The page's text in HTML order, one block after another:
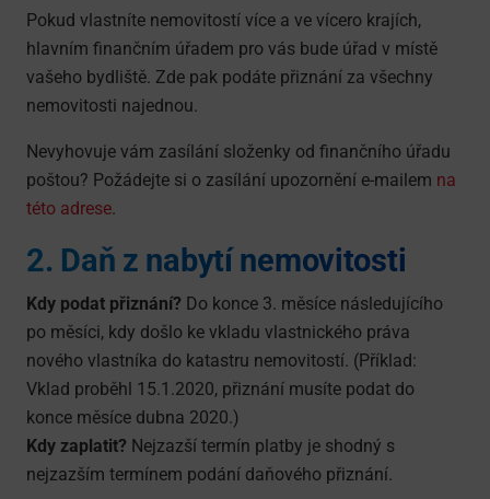
Pokud vlastníte nemovitostí více a ve vícero krajích,
hlavním finančním úřadem pro vás bude úřad v místě
vašeho bydliště. Zde pak podáte přiznání za všechny
nemovitosti najednou.
Nevyhovuje vám zasílání složenky od finančního úřadu
poštou? Požádejte si o zasílání upozornění e-mailem na
této adrese.
2. Daň z nabytí nemovitosti
Kdy podat přiznání? Do konce 3. měsíce následujícího
po měsíci, kdy došlo ke vkladu vlastnického práva
nového vlastníka do katastru nemovitostí. (Příklad:
Vklad proběhl 15.1.2020, přiznání musíte podat do
konce měsíce dubna 2020.)
Kdy zaplatit? Nejzazší termín platby je shodný s
nejzazším termínem podání daňového přiznání.